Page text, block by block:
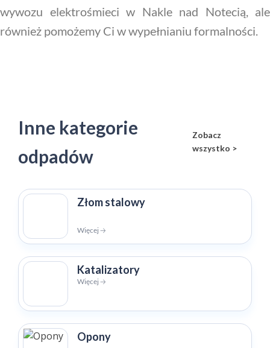
wywozu elektrośmieci w Nakle nad Notecią, ale
również pomożemy Ci w wypełnianiu formalności.
Inne kategorie
odpadów
Zobacz
wszystko >
Złom stalowy
Więcej 🡢
Katalizatory
Więcej 🡢
Opony